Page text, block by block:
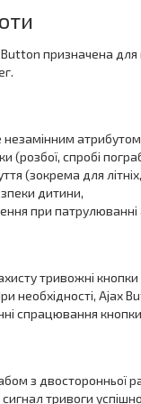
призначена для
атрибутом
(розбої, спробі
(зокрема для
дитини,
при
тривожні
необхідності, Ajax
спрацювання
з двосторонньої
тривоги